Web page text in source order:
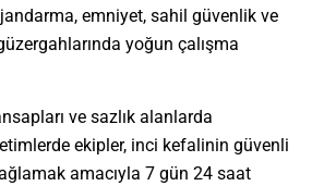
emniyet, sahil güvenlik ve
yoğun çalışma
ve sazlık alanlarda
ekipler, inci kefalinin güvenli
amacıyla 7 gün 24 saat